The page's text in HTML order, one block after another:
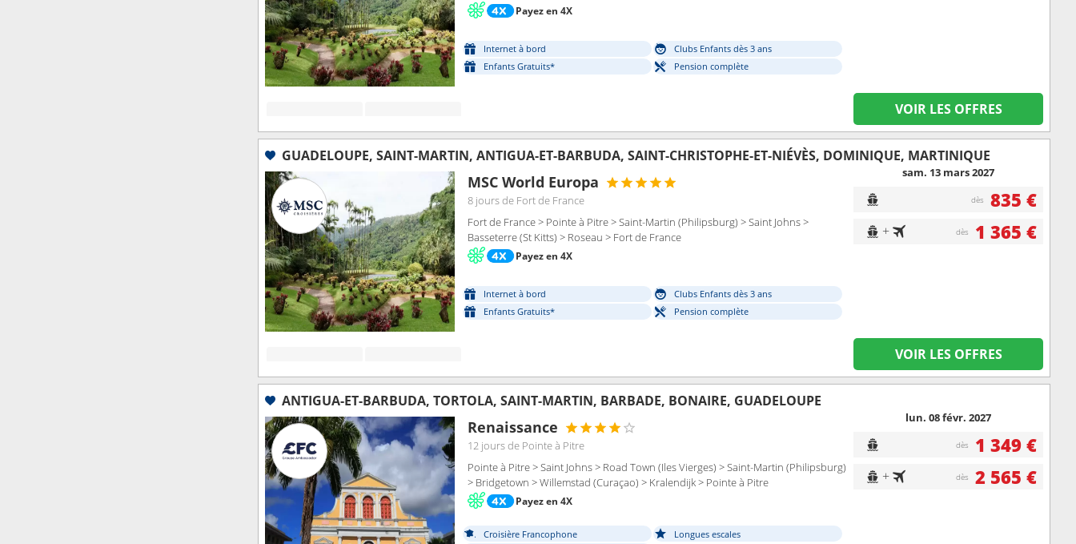
Payez en 4X
Internet à bord
Clubs Enfants dès 3 ans
Enfants Gratuits*
Pension complète
VOIR LES OFFRES
GUADELOUPE, SAINT-MARTIN, ANTIGUA-ET-BARBUDA, SAINT-CHRISTOPHE-ET-NIÉVÈS, DOMINIQUE, MARTINIQUE
MSC World Europa
8 joursde Fort de France
Fort de France > Pointe à Pitre > Saint-Martin (Philipsburg) > Saint Johns >
Basseterre (St Kitts) > Roseau > Fort de France
Payez en 4X
Internet à bord
Clubs Enfants dès 3 ans
Enfants Gratuits*
Pension complète
sam. 13 mars 2027
dès 835 €
+ dès 1 365 €
VOIR LES OFFRES
ANTIGUA-ET-BARBUDA, TORTOLA, SAINT-MARTIN, BARBADE, BONAIRE, GUADELOUPE
Renaissance
12 joursde Pointe à Pitre
Pointe à Pitre > Saint Johns > Road Town (Iles Vierges) > Saint-Martin (Philipsburg)
> Bridgetown > Willemstad (Curaçao) > Kralendijk > Pointe à Pitre
Payez en 4X
Croisière Francophone
Longues escales
lun. 08 févr. 2027
dès 1 349 €
+ dès 2 565 €